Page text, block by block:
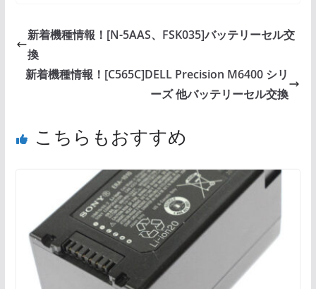
新着機種情報！[N-5AAS、FSK035]バッテリーセル交
換
新着機種情報！[C565C]DELL Precision M6400 シリ
ーズ 他バッテリーセル交換
こちらもおすすめ